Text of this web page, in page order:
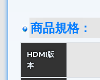
商品規格：
HDMI版
本